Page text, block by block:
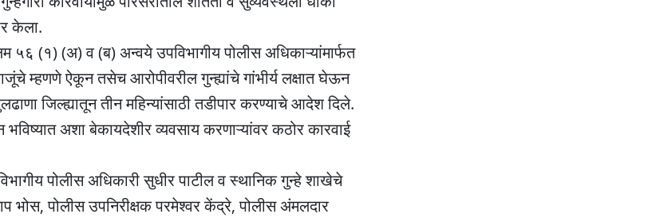
केला.
५६ (१) (अ) व (ब) अन्वये उपविभागीय पोलीस अधिकाऱ्यांमार्फत
म्हणणे ऐकून तसेच आरोपीवरील गुन्ह्यांचे गांभीर्य लक्षात घेऊन
जिल्ह्यातून तीन महिन्यांसाठी तडीपार करण्याचे आदेश दिले.
अशा बेकायदेशीर व्यवसाय करणाऱ्यांवर कठोर कारवाई
पोलीस अधिकारी सुधीर पाटील व स्थानिक गुन्हे शाखेचे
भोस, पोलीस उपनिरीक्षक परमेश्वर केंद्रे, पोलीस अंमलदार